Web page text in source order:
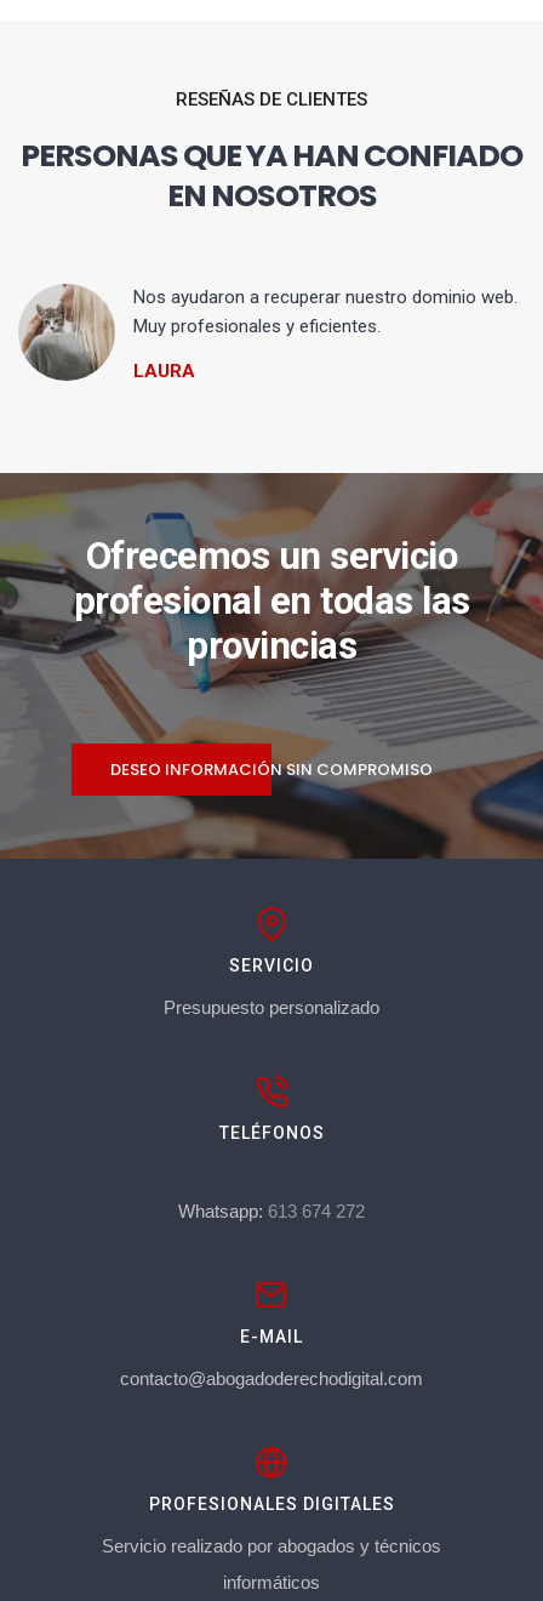
RESEÑAS DE CLIENTES
PERSONAS QUE YA HAN CONFIADO
EN NOSOTROS
Nos ayudaron a recuperar nuestro dominio web.
Muy profesionales y eficientes.
LAURA
Ofrecemos un servicio
profesional en todas las
provincias
DESEO INFORMACIÓN SIN COMPROMISO
SERVICIO
Presupuesto personalizado
TELÉFONOS
Whatsapp: 613 674 272
E-MAIL
contacto@abogadoderechodigital.com
PROFESIONALES DIGITALES
Servicio realizado por abogados y técnicos
informáticos